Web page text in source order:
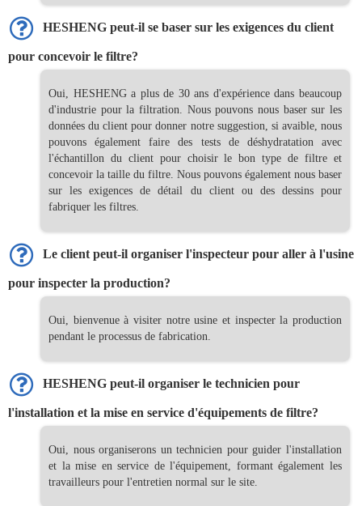
HESHENG peut-il se baser sur les exigences du client
pour concevoir le filtre?
Oui, HESHENG a plus de 30 ans d'expérience dans beaucoup
d'industrie pour la filtration. Nous pouvons nous baser sur les
données du client pour donner notre suggestion, si avaible, nous
pouvons également faire des tests de déshydratation avec
l'échantillon du client pour choisir le bon type de filtre et
concevoir la taille du filtre. Nous pouvons également nous baser
sur les exigences de détail du client ou des dessins pour
fabriquer les filtres.
Le client peut-il organiser l'inspecteur pour aller à l'usine
pour inspecter la production?
Oui, bienvenue à visiter notre usine et inspecter la production
pendant le processus de fabrication.
HESHENG peut-il organiser le technicien pour
l'installation et la mise en service d'équipements de filtre?
Oui, nous organiserons un technicien pour guider l'installation
et la mise en service de l'équipement, formant également les
travailleurs pour l'entretien normal sur le site.